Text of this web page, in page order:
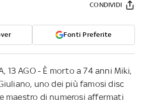
Fonti Preferite
CONDIVIDI
13 AGO - È morto a 74 anni Miki,
uno dei più famosi disc
maestro di numerosi affermati